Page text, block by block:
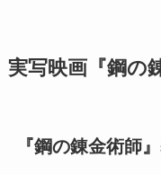
実写映画『鋼の
『鋼の錬金術師